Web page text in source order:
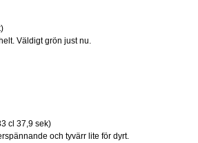
Väldigt grön just nu.
cl 37,9 sek)
och tyvärr lite för dyrt.